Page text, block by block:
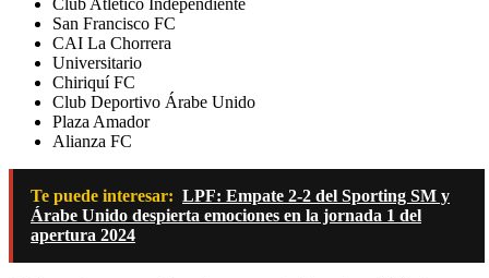
San Francisco FC
CAI La Chorrera
Universitario
Chiriquí FC
Club Deportivo Árabe Unido
Plaza Amador
Alianza FC
Te puede interesar: LPF: Empate 2-2 del Sporting SM y
Árabe Unido despierta emociones en la jornada 1 del
apertura 2024